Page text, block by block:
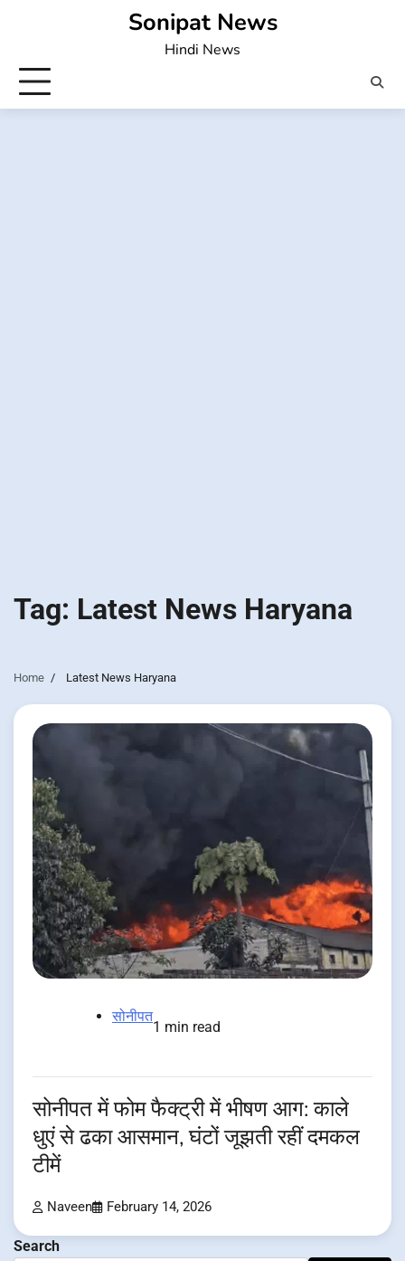
Sonipat News
Hindi News
Tag: Latest News Haryana
Home Latest News Haryana
सोनीपत
1 min read
सोनीपत में फोम फैक्ट्री में भीषण आग: काले
धुएं से ढका आसमान, घंटों जूझती रहीं दमकल
टीमें
Naveen February 14, 2026
Search